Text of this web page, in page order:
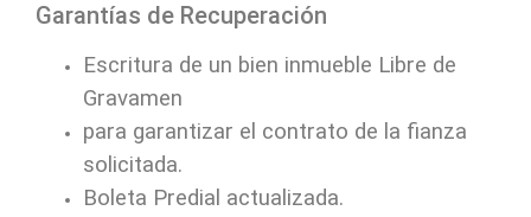
Garantías de Recuperación
Escritura de un bien inmueble Libre de
Gravamen
para garantizar el contrato de la fianza
solicitada.
Boleta Predial actualizada.